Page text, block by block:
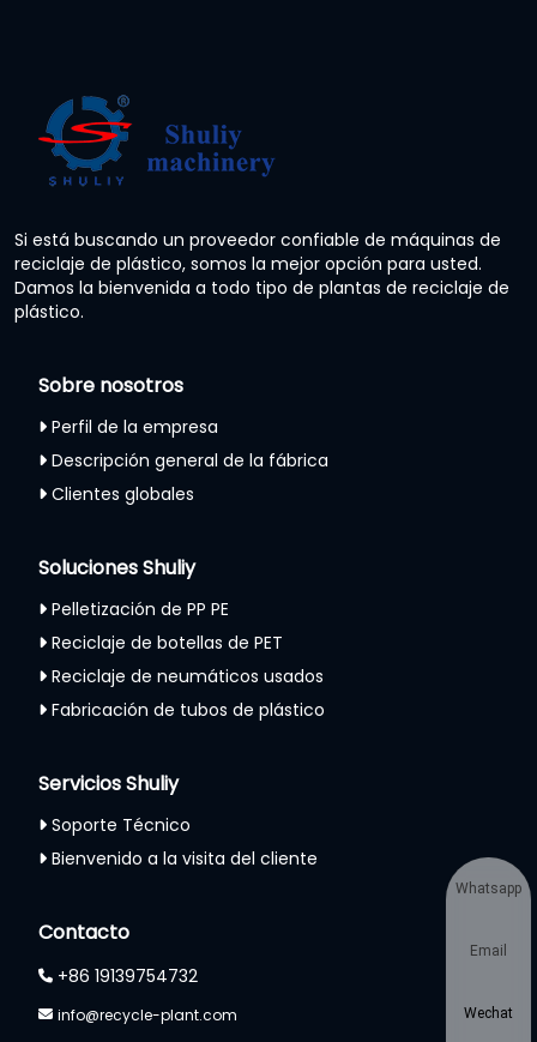
Si está buscando un proveedor confiable de máquinas de
reciclaje de plástico, somos la mejor opción para usted.
Damos la bienvenida a todo tipo de plantas de reciclaje de
plástico.
Sobre nosotros
Perfil de la empresa
Descripción general de la fábrica
Clientes globales
Soluciones Shuliy
Pelletización de PP PE
Reciclaje de botellas de PET
Reciclaje de neumáticos usados
Fabricación de tubos de plástico
Servicios Shuliy
Soporte Técnico
Bienvenido a la visita del cliente
Contacto
+86 19139754732
info@recycle-plant.com
Whatsapp
Email
Wechat